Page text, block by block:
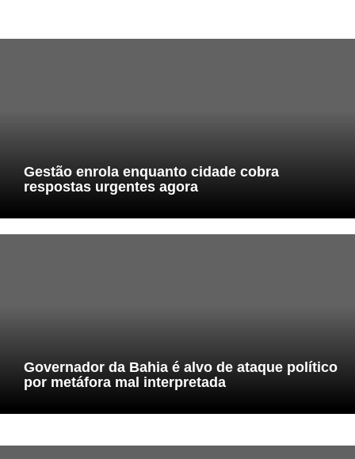
Gestão enrola enquanto cidade cobra
respostas urgentes agora
Governador da Bahia é alvo de ataque político
por metáfora mal interpretada